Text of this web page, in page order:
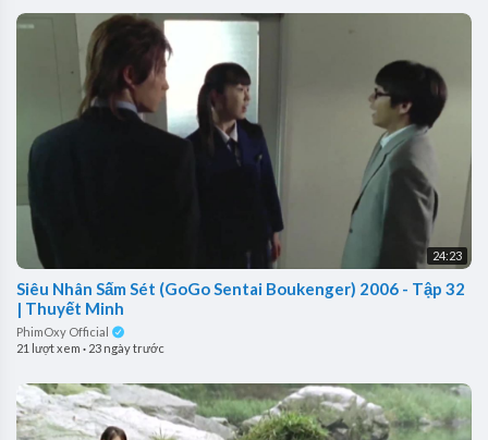
24:23
Siêu Nhân Sấm Sét (GoGo Sentai Boukenger) 2006 - Tập 32
| Thuyết Minh
PhimOxy Official
21 lượt xem · 23 ngày trước